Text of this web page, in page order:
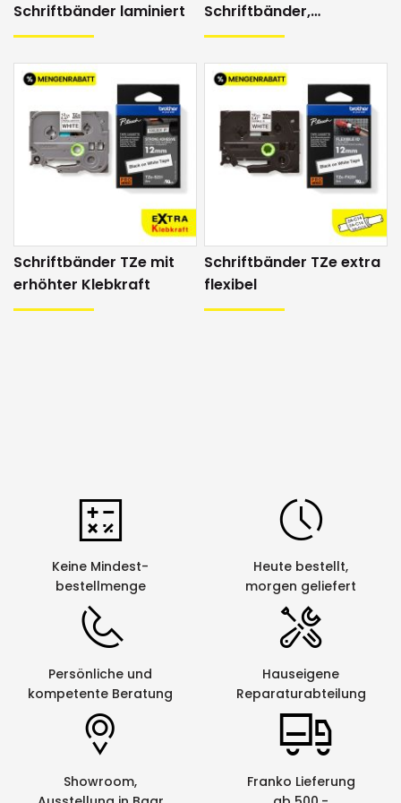
Anschlüsse
Masse
157 x 149 x 68 mm
Gewicht
0.49 kg
Software
nein
P-touch D210 (2 Jahre Garantie) inkl.
Netzadapter, Bedienungsanleitung,
Transportbehälter und ein Schriftband
(schwarz auf weiss, 12mm x 4 m - TZe
Tape)
Funktionalitäten
Nummerierung
Halbschnitt1
nein
Kabelumlaufdruck
Mehrfachausdruck
Netzwerkfähig nein
Portbeschriftung
Beschriftung
nein
Schriftbänder laminiert
Schriftbänder,
Hinterbanddruck
Schriftbänder TZe mit
erhöhter Klebkraft
Schriftbänder TZe extra
flexibel
Keine Mindest-
bestellmenge
Heute bestellt,
morgen geliefert
Persönliche und
kompetente Beratung
Hauseigene
Reparaturabteilung
Showroom,
Franko Lieferung